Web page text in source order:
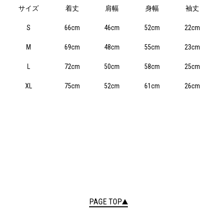
サイズ 着丈 肩幅 身幅 袖丈
S 66cm 46cm 52cm 22cm
M 69cm 48cm 55cm 23cm
L 72cm 50cm 58cm 25cm
XL 75cm 52cm 61cm 26cm
PAGE TOP